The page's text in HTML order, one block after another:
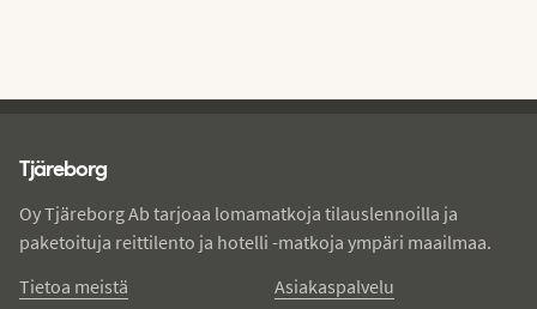
Tjäreborg
Oy Tjäreborg Ab tarjoaa lomamatkoja tilauslennoilla ja
paketoituja reittilento ja hotelli -matkoja ympäri maailmaa.
Tietoa meistä
Asiakaspalvelu